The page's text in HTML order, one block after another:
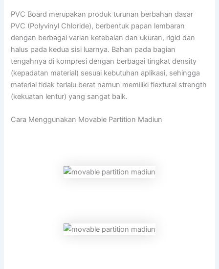
PVC Board merupakan produk turunan berbahan dasar
PVC (Polyvinyl Chloride), berbentuk papan lembaran
dengan berbagai varian ketebalan dan ukuran, rigid dan
halus pada kedua sisi luarnya. Bahan pada bagian
tengahnya di kompresi dengan berbagai tingkat density
(kepadatan material) sesuai kebutuhan aplikasi, sehingga
material tidak terlalu berat namun memiliki flextural strength
(kekuatan lentur) yang sangat baik.
Cara Menggunakan Movable Partition Madiun